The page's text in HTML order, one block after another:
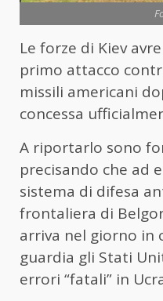
Le forze di Kiev
primo attacco
missili americani
concessa
A riportarlo sono
precisando che ad
sistema di difesa
frontaliera di
arriva nel giorno in
guardia gli Stati
errori “fatali” in